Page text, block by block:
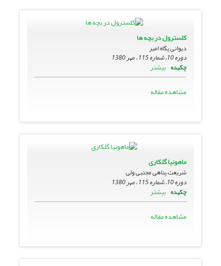
کلسترول در بچه ها
دیوانی پگاه امیر
دوره 10، شماره 115 ، مهر 1380
چکیده بیشتر
مشاهده مقاله
ماهونیا گلکارى
شریعت پناهی مجتبی ولی
دوره 10، شماره 115 ، مهر 1380
چکیده بیشتر
مشاهده مقاله